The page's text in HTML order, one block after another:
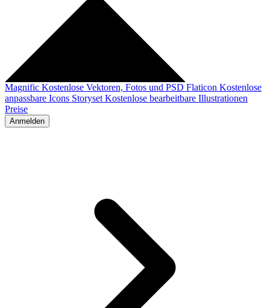
Magnific Kostenlose Vektoren, Fotos und PSD Flaticon Kostenlose
anpassbare Icons Storyset Kostenlose bearbeitbare Illustrationen
Preise
Anmelden